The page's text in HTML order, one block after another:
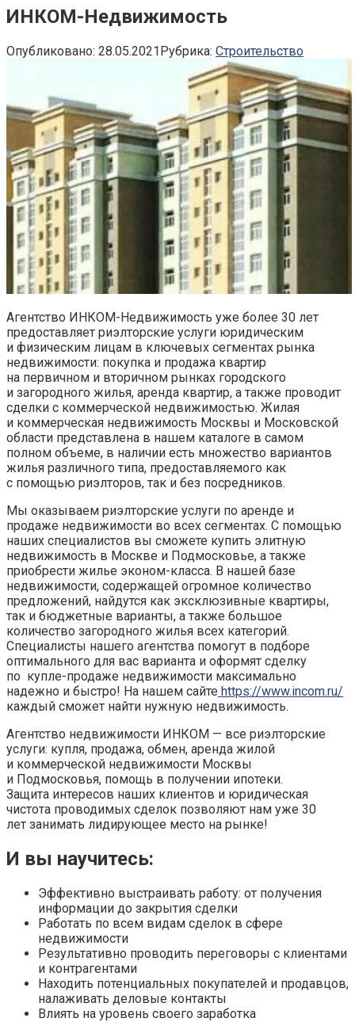
ИНКОМ-Недвижимость
Опубликовано: 28.05.2021Рубрика: Строительство
Агентство ИНКОМ-Недвижимость уже более 30 лет
предоставляет риэлторские услуги юридическим
и физическим лицам в ключевых сегментах рынка
недвижимости: покупка и продажа квартир
на первичном и вторичном рынках городского
и загородного жилья, аренда квартир, а также проводит
сделки с коммерческой недвижимостью. Жилая
и коммерческая недвижимость Москвы и Московской
области представлена в нашем каталоге в самом
полном объеме, в наличии есть множество вариантов
жилья различного типа, предоставляемого как
с помощью риэлторов, так и без посредников.
Мы оказываем риэлторские услуги по аренде и
продаже недвижимости во всех сегментах. С помощью
наших специалистов вы сможете купить элитную
недвижимость в Москве и Подмосковье, а также
приобрести жилье эконом-класса. В нашей базе
недвижимости, содержащей огромное количество
предложений, найдутся как эксклюзивные квартиры,
так и бюджетные варианты, а также большое
количество загородного жилья всех категорий.
Специалисты нашего агентства помогут в подборе
оптимального для вас варианта и оформят сделку
по купле-продаже недвижимости максимально
надежно и быстро! На нашем сайте https://www.incom.ru/
каждый сможет найти нужную недвижимость.
Агентство недвижимости ИНКОМ — все риэлторские
услуги: купля, продажа, обмен, аренда жилой
и коммерческой недвижимости Москвы
и Подмосковья, помощь в получении ипотеки.
Защита интересов наших клиентов и юридическая
чистота проводимых сделок позволяют нам уже 30
лет занимать лидирующее место на рынке!
И вы научитесь:
Эффективно выстраивать работу: от получения
информации до закрытия сделки
Работать по всем видам сделок в сфере
недвижимости
Результативно проводить переговоры с клиентами
и контрагентами
Находить потенциальных покупателей и продавцов,
налаживать деловые контакты
Влиять на уровень своего заработка